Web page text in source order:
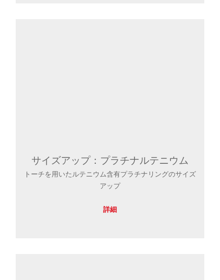
サイズアップ：プラチナルテニウム
トーチを用いたルテニウム含有プラチナリングのサイズ
アップ
詳細